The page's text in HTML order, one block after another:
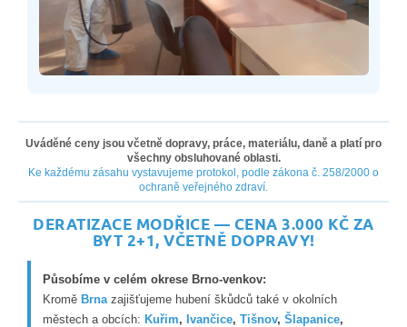
Uváděné ceny jsou včetně dopravy, práce, materiálu, daně a platí pro
všechny obsluhované oblasti.
Ke každému zásahu vystavujeme protokol, podle zákona č. 258/2000 o
ochraně veřejného zdraví.
DERATIZACE MODŘICE — CENA 3.000 KČ ZA
BYT 2+1, VČETNĚ DOPRAVY!
Působíme v celém okrese Brno-venkov:
Kromě Brnazajišťujeme hubení škůdců také v okolních
městech a obcích: Kuřim, Ivančice, Tišnov, Šlapanice,